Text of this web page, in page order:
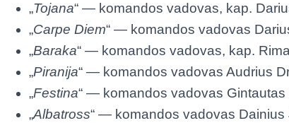
„Tojana“ — komandos vadovas, kap.
„Carpe Diem“ — komandos vadovas
„Baraka“ — komandos vadovas, kap.
„Piranija“ — komandos vadovas Audrius
„Festina“ — komandos vadovas Gintautas
„Albatross“ — komandos vadovas Dainius